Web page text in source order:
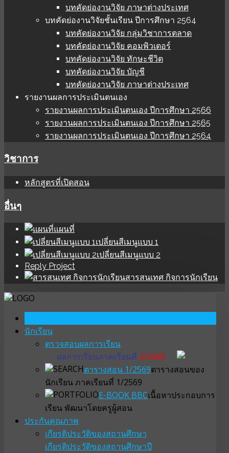
บทคัดย่องานวิจัย ภาษาต่างประเทศ
บทคัดย่องานวิจัยชั้นเรียน ปีการศึกษา 2564
บทคัดย่องานวิจัย กลุ่มวิชาการตลาด
บทคัดย่องานวิจัย คอมพิวเตอร์
บทคัดย่องานวิจัย ทักษะชีวิต
บทคัดย่องานวิจัย บัญชี
บทคัดย่องานวิจัย ภาษาต่างประเทศ
รายงานผลการประเมินตนเอง
รายงานผลการประเมินตนเอง ปีการศึกษา 2566
รายงานผลการประเมินตนเอง ปีการศึกษา 2565
รายงานผลการประเมินตนเอง ปีการศึกษา 2564
วิชาการ
หลักสูตรที่เปิดสอน
อื่นๆ
แผนที่
เปลี่ยนสีเมนูแบบ 1
เปลี่ยนสีเมนูแบบ 2
Reply Project
สารสนเทศ กิจการนักเรียน
นักเรียน
ตรวจสอบผลการเรียน
ผลการเรียนภาคเรียนที่ 2/2568
ตารางสอน 1/2569ตารางสอนของ
นักเรียน ภาคเรียนที่ 1/2569
E-BOOK BBCเนื้อหาประกอบการ
เรียน พัฒนาโดยครูผู้สอน
ประกันคุณภาพ
เกียรติประวัติของสถานศึกษา
เกียรติประวัติของสถานศึกษาปี